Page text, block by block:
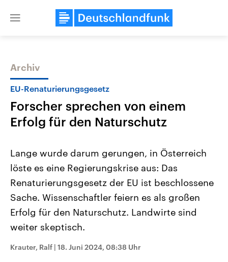
Close
Themen
Landtagswahl Sachsen-Anhalt
2026
Alle Informationen
Sachsen-Anhalt wählt am 6.
September 2026 einen neuen
Landtag. Seit 2021 wird das
Bundesland von einer Koalition aus
CDU, SPD und FDP regiert.-
Umfragen, Prognosen,
Wahlprogramme, aktuelle Berichte
USA
Aktuelle Beiträge,
Hintergründe
Wirtschaftlich und
gehören die Vereinigten
den mächtigsten Ländern
Archiv
EU-Renaturierungsgesetz
Forscher sprechen von einem
Erfolg für den Naturschutz
Lange wurde darum gerungen, in Österreich
löste es eine Regierungskrise aus: Das
Renaturierungsgesetz der EU ist beschlossene
Sache. Wissenschaftler feiern es als großen
Erfolg für den Naturschutz. Landwirte sind
weiter skeptisch.
Krauter, Ralf | 18. Juni 2024, 08:38 Uhr